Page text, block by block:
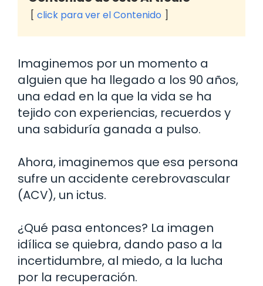
click para ver el Contenido
Imaginemos por un momento a
alguien que ha llegado a los 90 años,
una edad en la que la vida se ha
tejido con experiencias, recuerdos y
una sabiduría ganada a pulso.
Ahora, imaginemos que esa persona
sufre un accidente cerebrovascular
(ACV), un ictus.
¿Qué pasa entonces? La imagen
idílica se quiebra, dando paso a la
incertidumbre, al miedo, a la lucha
por la recuperación.